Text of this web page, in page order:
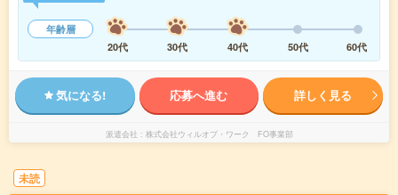
年齢層
20代
30代 40代 50代 60代
気になる! 応募へ進む 詳しく見る
派遣会社 株式会社ウィルオブ・ワーク FO事業部
未読